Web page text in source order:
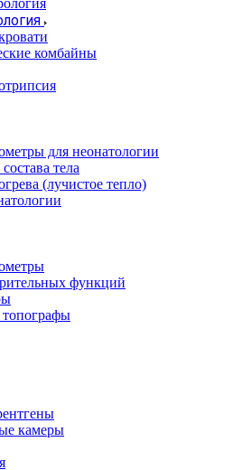
комбайны
для неонатологии
тела
(лучистое тепло)
функций
камеры